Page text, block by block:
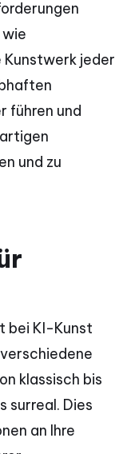
jeder
führen und
und zu
bei KI-Kunst
klassisch bis
surreal. Dies
an Ihre